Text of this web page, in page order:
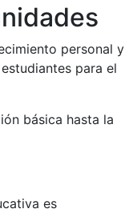
personal y
para el
básica hasta la
es